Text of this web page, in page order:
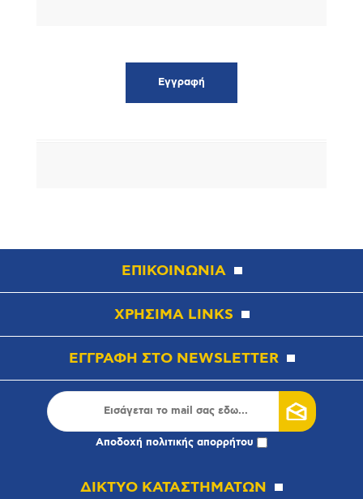
ΕΠΙΚΟΙΝΩΝΙΑ
ΧΡΗΣΙΜΑ LINKS
ΕΓΓΡΑΦΗ ΣΤΟ NEWSLETTER
Αποδοχή πολιτικής απορρήτου
ΔΙΚΤΥΟ ΚΑΤΑΣΤΗΜΑΤΩΝ